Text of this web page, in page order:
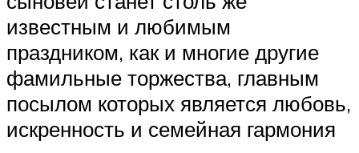
известным и любимым
праздником, как и многие другие
фамильные торжества, главным
посылом которых является любовь,
искренность и семейная гармония